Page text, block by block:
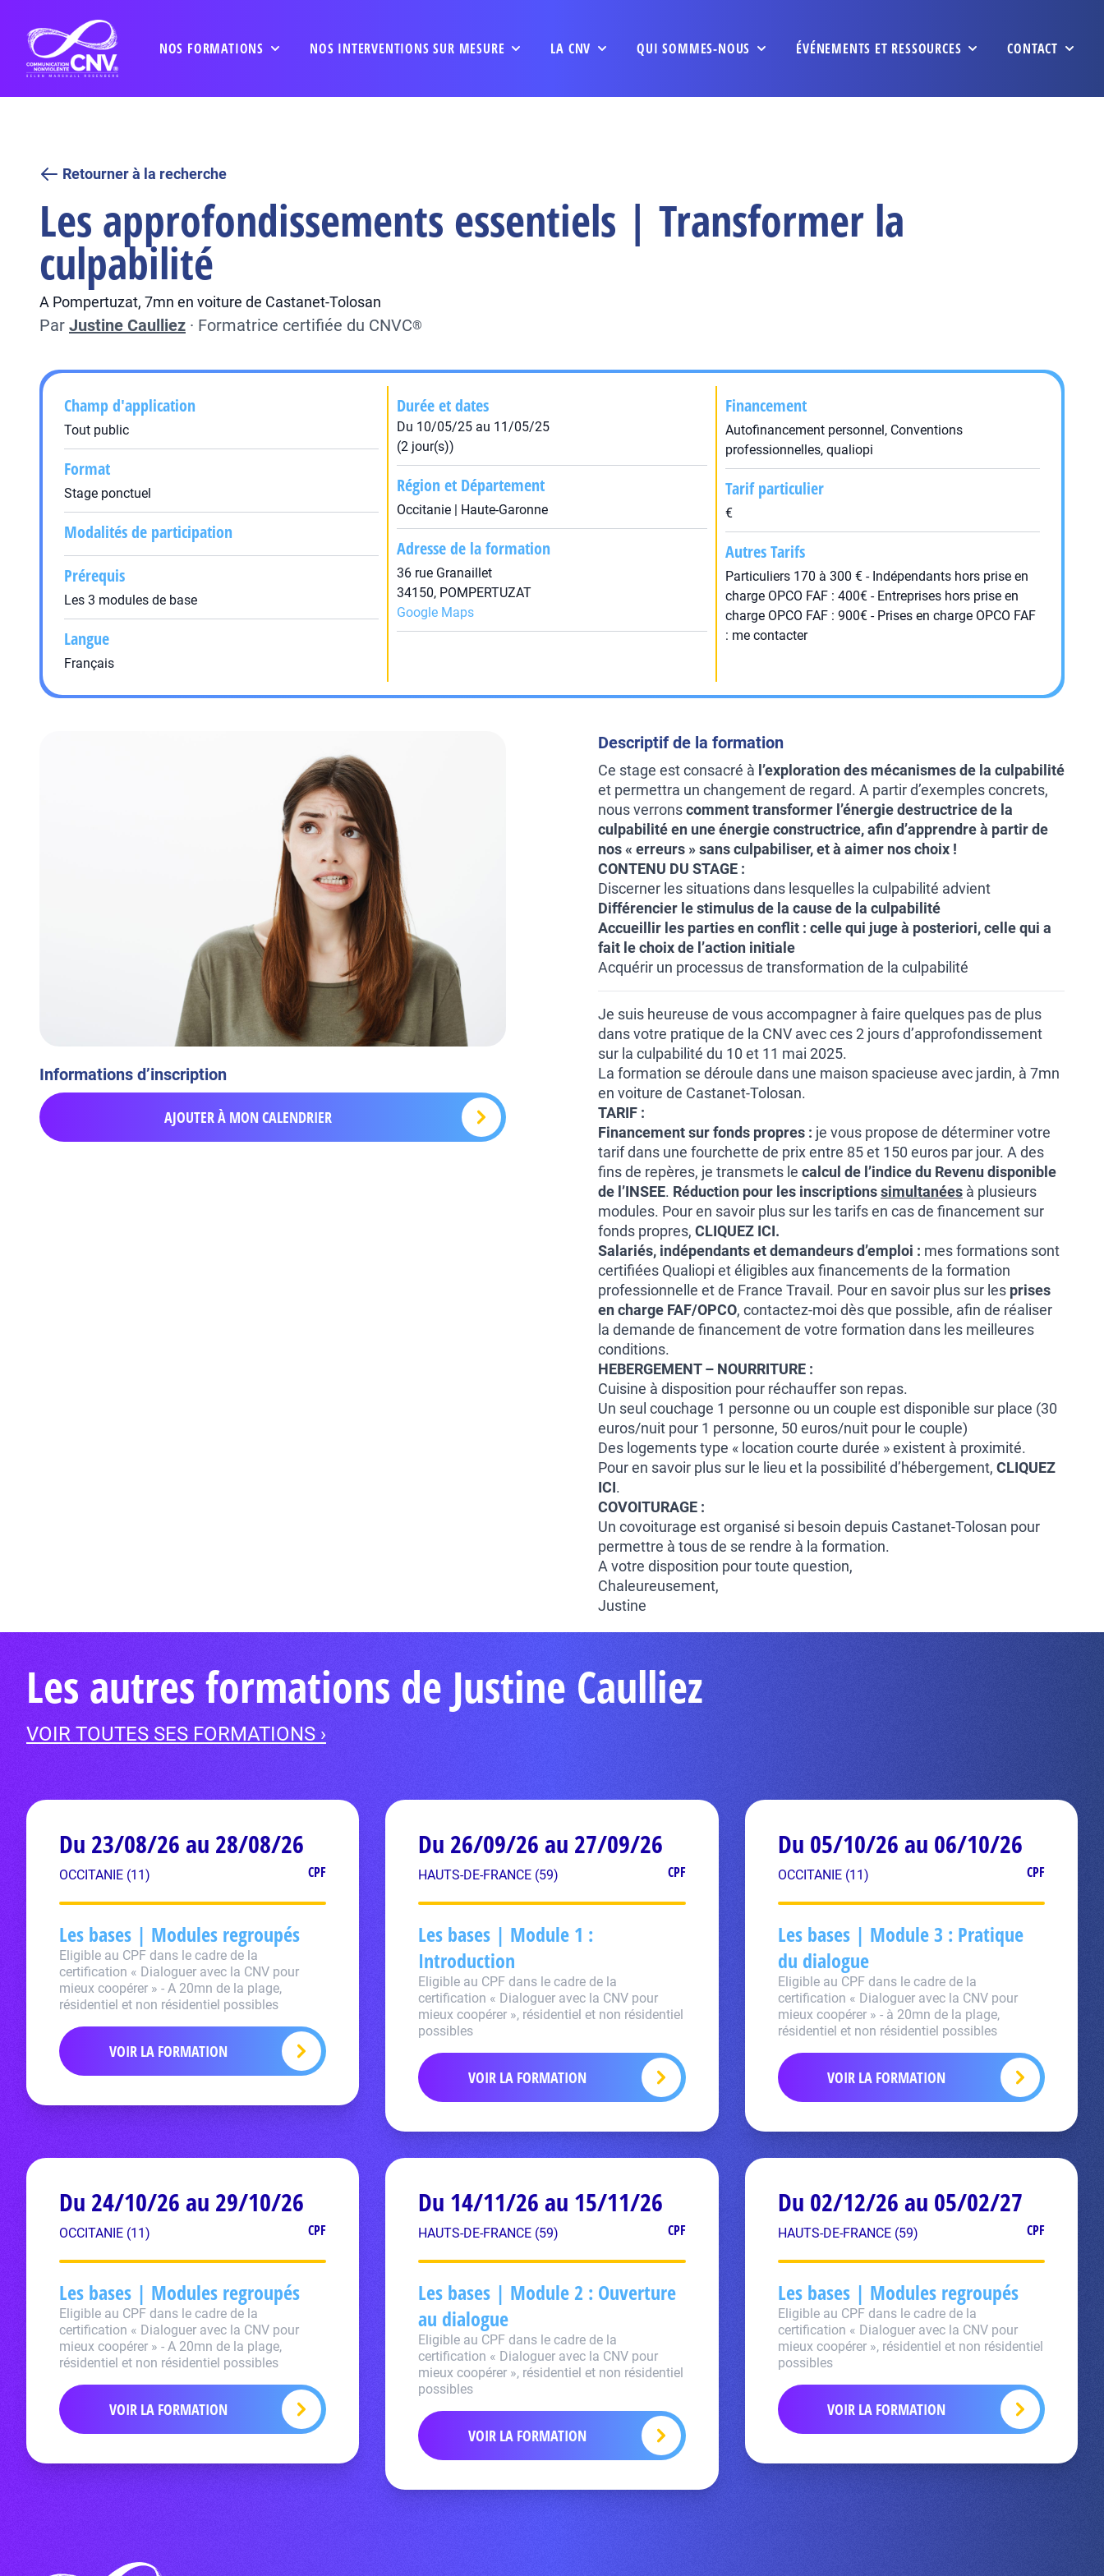
NOS FORMATIONS NOS INTERVENTIONS SUR MESURE LA CNV QUI SOMMES-NOUS ÉVÉNEMENTS ET RESSOURCES CONTACT
Retourner à la recherche
Les approfondissements essentiels | Transformer la
culpabilité
A Pompertuzat, 7mn en voiture de Castanet-Tolosan
Par Justine Caulliez · Formatrice certifiée du CNVC®
Champ d'application
Tout public
Format
Stage ponctuel
Modalités de participation
Prérequis
Les 3 modules de base
Langue
Français
Durée et dates
Du 10/05/25 au 11/05/25
(2 jour(s))
Région et Département
Occitanie | Haute-Garonne
Adresse de la formation
36 rue Granaillet
34150, POMPERTUZAT
Google Maps
Financement
Autofinancement personnel, Conventions
professionnelles, qualiopi
Tarif particulier
€
Autres Tarifs
Particuliers 170 à 300 € - Indépendants hors prise en
charge OPCO FAF : 400€ - Entreprises hors prise en
charge OPCO FAF : 900€ - Prises en charge OPCO FAF
: me contacter
Informations d’inscription
AJOUTER À MON CALENDRIER
Descriptif de la formation
Ce stage est consacré à l’exploration des mécanismes de la culpabilité
et permettra un changement de regard. A partir d’exemples concrets,
nous verronscomment transformer l’énergie destructrice de la
culpabilité en une énergie constructrice, afin d’apprendre à partir de
nos « erreurs » sans culpabiliser, et à aimer nos choix !
CONTENU DU STAGE :
Discerner les situations dans lesquelles la culpabilité advient
Différencier le stimulus de la cause de la culpabilité
Accueillir les parties en conflit : celle qui juge à posteriori, celle qui a
fait le choix de l’action initiale
Acquérir un processus de transformation de la culpabilité
Je suis heureuse de vous accompagner à faire quelques pas de plus
dans votre pratique de la CNV avec ces 2 jours d’approfondissement
sur la culpabilité du 10 et 11 mai 2025.
La formation se déroule dans une maison spacieuse avec jardin, à 7mn
en voiture de Castanet-Tolosan.
TARIF :
Financement sur fonds propres : je vous propose de déterminer votre
tarif dans une fourchette de prix entre 85 et 150 euros par jour. A des
fins de repères, je transmets le calcul de l’indice du Revenu disponible
de l’INSEE. Réduction pour les inscriptionssimultanées à plusieurs
modules. Pour en savoir plus sur les tarifs en cas de financement sur
fonds propres, CLIQUEZ ICI.
Salariés, indépendants et demandeurs d’emploi : mes formations sont
certifiées Qualiopi et éligibles aux financements de la formation
professionnelle et de France Travail. Pour en savoir plus sur les prises
en charge FAF/OPCO, contactez-moi dès que possible, afin de réaliser
la demande de financement de votre formation dans les meilleures
conditions.
HEBERGEMENT – NOURRITURE :
Cuisine à disposition pour réchauffer son repas.
Un seul couchage 1 personne ou un couple est disponible sur place (30
euros/nuit pour 1 personne, 50 euros/nuit pour le couple)
Des logements type « location courte durée » existent à proximité.
Pour en savoir plus sur le lieu et la possibilité d’hébergement, CLIQUEZ
ICI.
COVOITURAGE :
Un covoiturage est organisé si besoin depuis Castanet-Tolosan pour
permettre à tous de se rendre à la formation.
A votre disposition pour toute question,
Chaleureusement,
Justine
Les autres formations de Justine Caulliez
VOIR TOUTES SES FORMATIONS ›
Du 23/08/26 au 28/08/26
OCCITANIE (11) CPF
Les bases | Modules regroupés
Eligible au CPF dans le cadre de la
certification « Dialoguer avec la CNV pour
mieux coopérer » - A 20mn de la plage,
résidentiel et non résidentiel possibles
VOIR LA FORMATION
Du 26/09/26 au 27/09/26
HAUTS-DE-FRANCE (59) CPF
Les bases | Module 1 :
Introduction
Eligible au CPF dans le cadre de la
certification « Dialoguer avec la CNV pour
mieux coopérer », résidentiel et non résidentiel
possibles
VOIR LA FORMATION
Du 05/10/26 au 06/10/26
OCCITANIE (11) CPF
Les bases | Module 3 : Pratique
du dialogue
Eligible au CPF dans le cadre de la
certification « Dialoguer avec la CNV pour
mieux coopérer » - à 20mn de la plage,
résidentiel et non résidentiel possibles
VOIR LA FORMATION
Du 24/10/26 au 29/10/26
OCCITANIE (11) CPF
Les bases | Modules regroupés
Eligible au CPF dans le cadre de la
certification « Dialoguer avec la CNV pour
mieux coopérer » - A 20mn de la plage,
résidentiel et non résidentiel possibles
VOIR LA FORMATION
Du 14/11/26 au 15/11/26
HAUTS-DE-FRANCE (59) CPF
Les bases | Module 2 : Ouverture
au dialogue
Eligible au CPF dans le cadre de la
certification « Dialoguer avec la CNV pour
mieux coopérer », résidentiel et non résidentiel
possibles
VOIR LA FORMATION
Du 02/12/26 au 05/02/27
HAUTS-DE-FRANCE (59) CPF
Les bases | Modules regroupés
Eligible au CPF dans le cadre de la
certification « Dialoguer avec la CNV pour
mieux coopérer », résidentiel et non résidentiel
possibles
VOIR LA FORMATION